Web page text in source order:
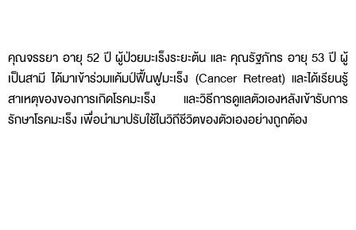
คุณจรรยา อายุ 52 ปี ผู้ป่วยมะเร็งระยะต้น และ คุณรัฐภัทร อายุ 53 ปี ผู้
เป็นสามี ได้มาเข้าร่วมแค้มป์ฟื้นฟูมะเร็ง (Cancer Retreat) และได้เรียนรู้
สาเหตุของของการเกิดโรคมะเร็ง และวิธีการดูแลตัวเองหลังเข้ารับการ
รักษาโรคมะเร็ง เพื่อนำมาปรับใช้ในวิถีชีวิตของตัวเองอย่างถูกต้อง